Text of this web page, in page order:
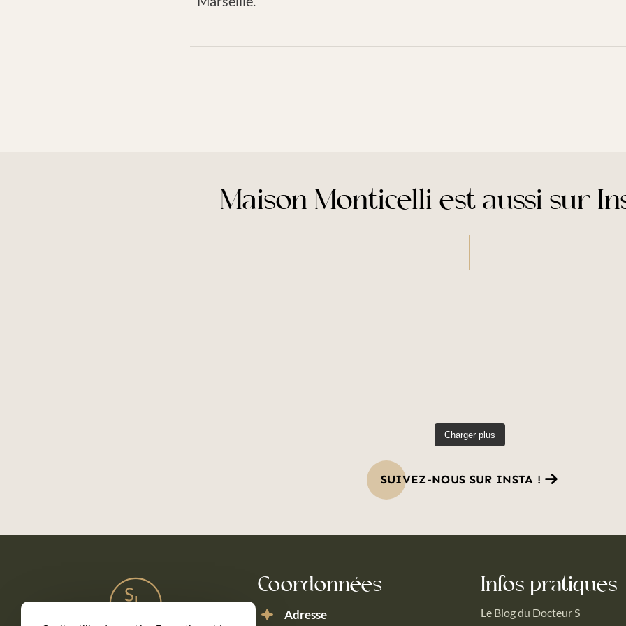
Maison Monticelli est aussi sur
Charger plus
SUIVEZ-NOUS SUR INSTA !
Coordonnées
Adresse
Infos pratiques
Le Blog du Docteur S